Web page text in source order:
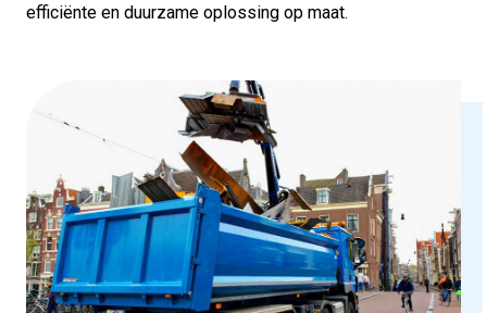
efficiënte en duurzame oplossing op maat.